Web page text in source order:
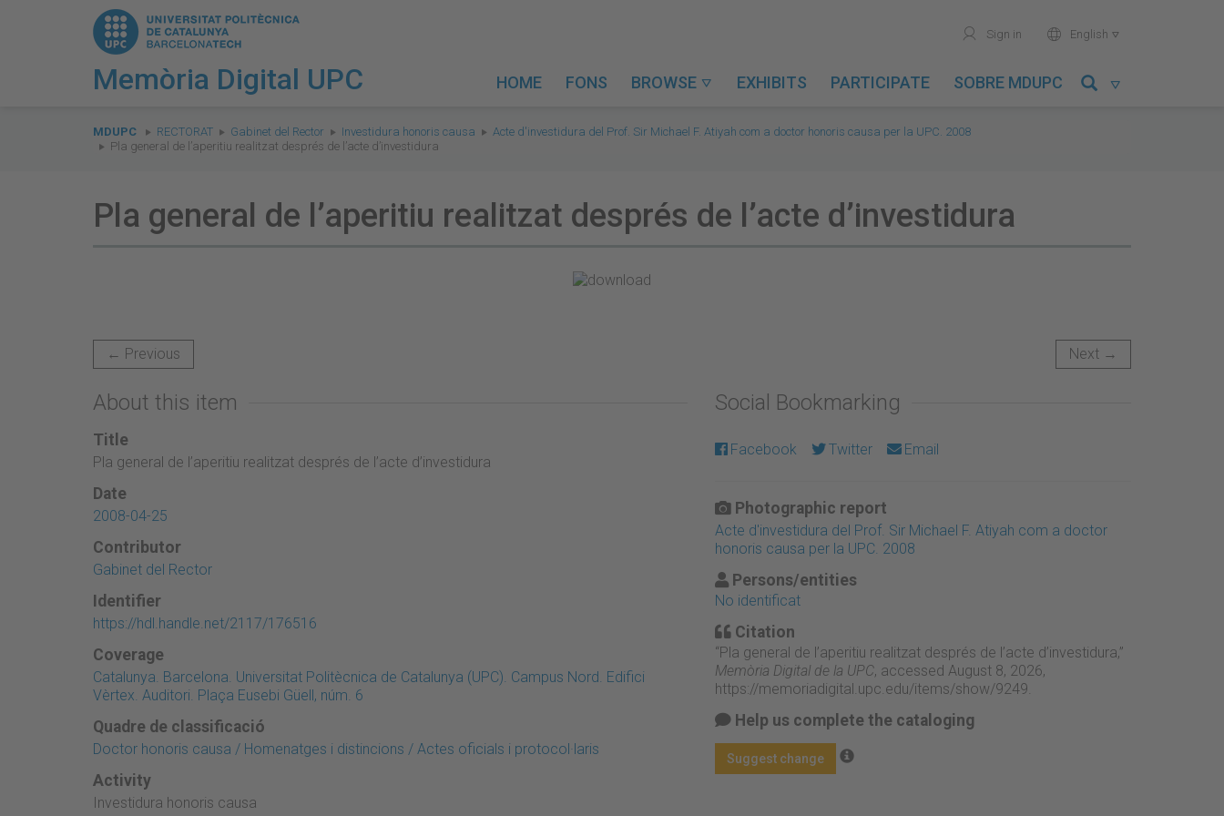
Memòria Digital UPC
user Sign in world English 
HOME FONS BROWSE  EXHIBITS PARTICIPATE SOBRE MDUPC 
are
here:
MDUPC RECTORAT Gabinet del Rector Investidura honoris causa
Acte d'investidura del Prof. Sir Michael F. Atiyah com a doctor honoris causa per la UPC. 2008
Pla general de l’aperitiu realitzat després de l’acte d’investidura
Pla general de l’aperitiu realitzat després de l’acte d’investidura
← Previous Next →
About this item
Title
Pla general de l’aperitiu realitzat després de l’acte d’investidura
Date
2008-04-25
Contributor
Gabinet del Rector
Identifier
https://hdl.handle.net/2117/176516
Coverage
Catalunya. Barcelona. Universitat Politècnica de Catalunya (UPC). Campus Nord. Edifici
Vèrtex. Auditori. Plaça Eusebi Güell, núm. 6
Quadre de classificació
Doctor honoris causa / Homenatges i distincions / Actes oficials i protocol·laris
Activity
Investidura honoris causa
Social Bookmarking
Facebook Twitter Email
Photographic report
Acte d'investidura del Prof. Sir Michael F. Atiyah com a doctor
honoris causa per la UPC. 2008
Persons/entities
No identificat
Citation
“Pla general de l’aperitiu realitzat després de l’acte d’investidura,”
Memòria Digital de la UPC, accessed August 8, 2026,
https://memoriadigital.upc.edu/items/show/9249
Help us complete the cataloging
Suggest change